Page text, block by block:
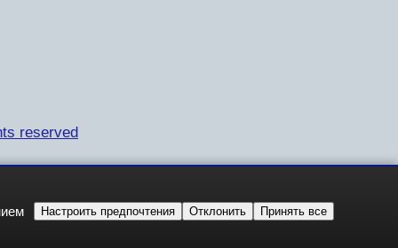
reserved
Настроить предпочтения Отклонить Принять все